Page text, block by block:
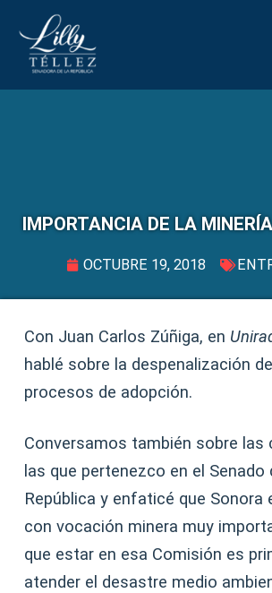
IMPORTANCIA DE LA
OCTUBRE 19, 2018
Con Juan Carlos Zúñiga, en
hablé sobre la despenalización
procesos de adopción.
Conversamos también sobre las
las que pertenezco en el Senado
República y enfaticé que Sonora
con vocación minera muy
que estar en esa Comisión es
atender el desastre medio